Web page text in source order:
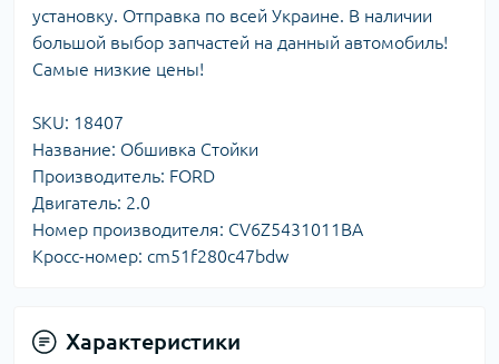
установку. Отправка по всей Украине. В наличии
большой выбор запчастей на данный автомобиль!
Самые низкие цены!
SKU: 18407
Название: Обшивка Стойки
Производитель: FORD
Двигатель: 2.0
Номер производителя: CV6Z5431011BA
Кросс-номер: cm51f280c47bdw
Характеристики